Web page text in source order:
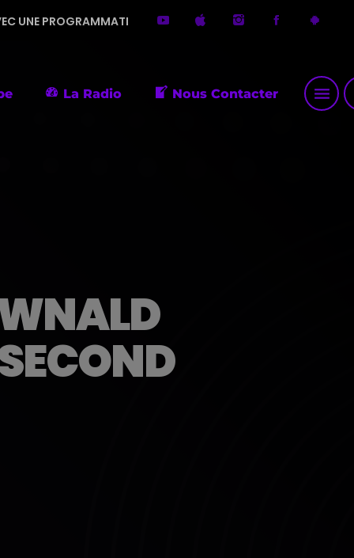
DIVERSIFIÉE. MERCI DE ME FAIRE DÉCOUVRIR DE
La Radio Nous Contacter menu